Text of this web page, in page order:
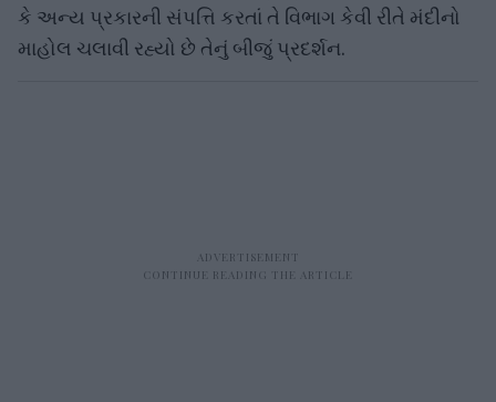
કે અન્ય પ્રકારની સંપત્તિ કરતાં તે વિભાગ કેવી રીતે મંદીનો
માહોલ ચલાવી રહ્યો છે તેનું બીજું પ્રદર્શન.